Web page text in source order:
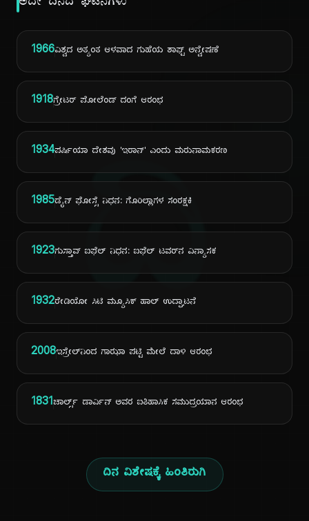
ದಿ
ಅದೇ ದಿನದ ಘಟನೆಗಳು
1966ವಿಶ್ವದ ಅತ್ಯಂತ ಆಳವಾದ ಗುಹೆಯ ಶಾಫ್ಟ್ ಅನ್ವೇಷಣೆ
1918ಗ್ರೇಟರ್ ಪೋಲೆಂಡ್ ದಂಗೆ ಆರಂಭ
1934ಪರ್ಷಿಯಾ ದೇಶವು 'ಇರಾನ್' ಎಂದು ಮರುನಾಮಕರಣ
1985ಡೈನ್ ಫೋಸ್ಸೆ ನಿಧನ: ಗೊರಿಲ್ಲಾಗಳ ಸಂರಕ್ಷಕಿ
1923ಗುಸ್ತಾವ್ ಐಫೆಲ್ ನಿಧನ: ಐಫೆಲ್ ಟವರ್‌ನ ವಿನ್ಯಾಸಕ
1932ರೇಡಿಯೋ ಸಿಟಿ ಮ್ಯೂಸಿಕ್ ಹಾಲ್ ಉದ್ಘಾಟನೆ
2008ಇಸ್ರೇಲ್‌ನಿಂದ ಗಾಝಾ ಪಟ್ಟಿ ಮೇಲೆ ದಾಳಿ ಆರಂಭ
1831ಚಾರ್ಲ್ಸ್ ಡಾರ್ವಿನ್ ಅವರ ಐತಿಹಾಸಿಕ ಸಮುದ್ರಯಾನ ಆರಂಭ
ದಿನ ವಿಶೇಷಕ್ಕೆ ಹಿಂತಿರುಗಿ